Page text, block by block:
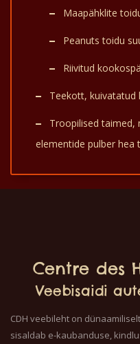
Maapähklite
Peanuts toidu
Riivitud
Teekott,
Troopilised taimed,
elementide pulber hea
Centre des
Veebisaidi
CDH veebileht on
sisaldab e-kaubanduse,